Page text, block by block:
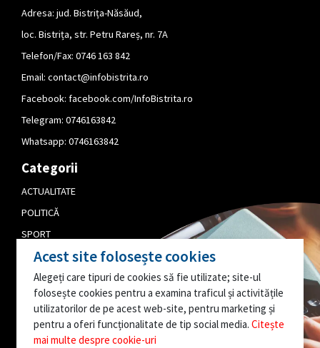
Adresa: jud. Bistrița-Năsăud,
loc. Bistrița, str. Petru Rareș, nr. 7A
Telefon/Fax: 0746 163 842
Email: contact@infobistrita.ro
Facebook: facebook.com/InfoBistrita.ro
Telegram: 0746163842
Whatsapp: 0746163842
Categorii
ACTUALITATE
POLITICĂ
SPORT
CULTURĂ
PUBLICITATE
EDITORIAL
AI O INFORMAȚIE
Acest site folosește cookies
Alegeți care tipuri de cookies să fie utilizate; site-ul
folosește cookies pentru a examina traficul și activitățile
utilizatorilor de pe acest web-site, pentru marketing și
pentru a oferi funcționalitate de tip social media. Citește
mai multe despre cookie-uri